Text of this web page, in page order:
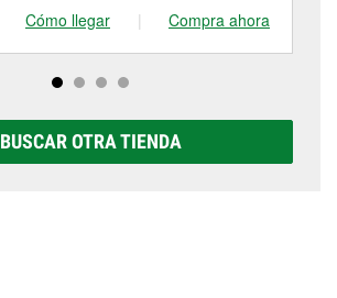
Cómo llegar | Compra ahora
BUSCAR OTRA TIENDA